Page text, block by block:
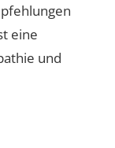
eine
und